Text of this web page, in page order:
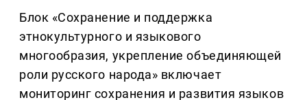
Блок «Сохранение и поддержка
этнокультурного и языкового
многообразия, укрепление объединяющей
роли русского народа» включает
мониторинг сохранения и развития языков